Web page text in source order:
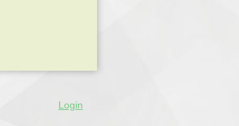
Login